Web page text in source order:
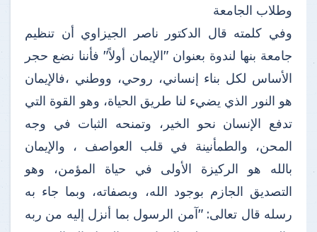
وطلاب الجامعة
وفي كلمته قال الدكتور ناصر الجيزاوي أن تنظيم
جامعة بنها لندوة بعنوان "الإيمان أولاً" فأننا نضع حجر
الأساس لكل بناء إنساني، روحي، ووطني ،فالإيمان
هو النور الذي يضيء لنا طريق الحياة، وهو القوة التي
تدفع الإنسان نحو الخير، وتمنحه الثبات في وجه
المحن، والطمأنينة في قلب العواصف ، والإيمان
بالله هو الركيزة الأولى في حياة المؤمن، وهو
التصديق الجازم بوجود الله، وبصفاته، وبما جاء به
رسله قال تعالى: "آمن الرسول بما أنزل إليه من ربه